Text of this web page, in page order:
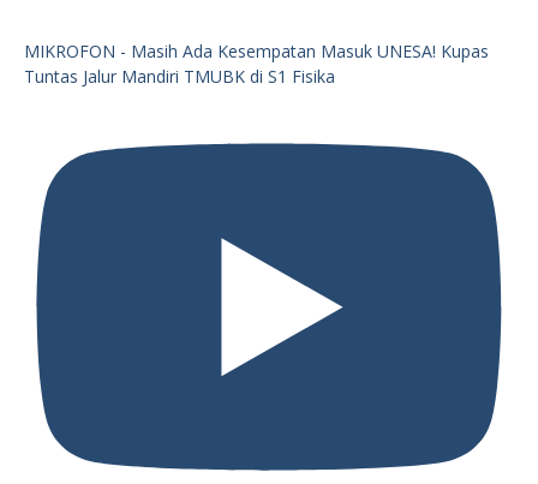
MIKROFON - Masih Ada Kesempatan Masuk UNESA! Kupas
Tuntas Jalur Mandiri TMUBK di S1 Fisika